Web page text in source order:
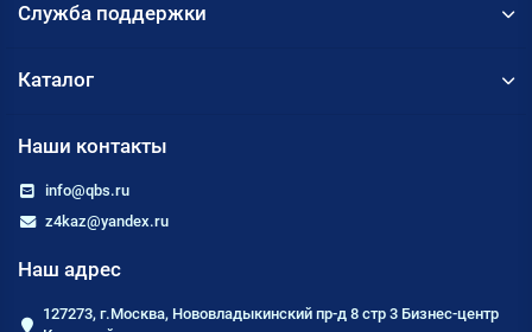
Служба поддержки
Каталог
Наши контакты
info@qbs.ru
z4kaz@yandex.ru
Наш адрес
127273, г.Москва, Нововладыкинский пр-д 8 стр 3 Бизнес-центр